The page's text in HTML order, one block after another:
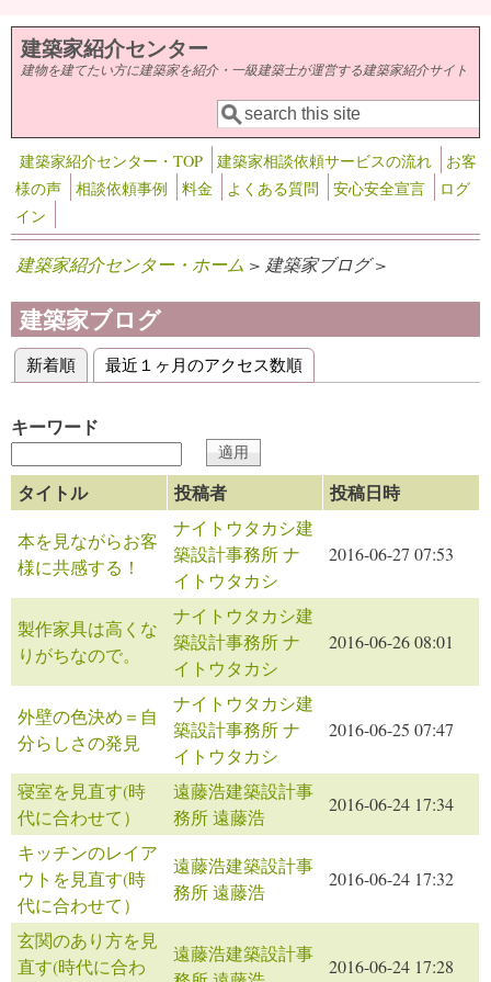
メインコンテンツに移動
建築家紹介センター
建物を建てたい方に建築家を紹介・一級建築士が運営する建築家紹介サイト
検索フォーム
検索
建築家紹介センター・TOP 建築家相談依頼サービスの流れ
お客
様の声
相談依頼事例 料金 よくある質問 安心安全宣言
ログ
イン
建築家紹介センター・ホーム > 建築家ブログ >
建築家ブログ
プライマリータブ
新着順 (アクティブなタブ)
最近１ヶ月のアクセス数順
キーワード
タイトル 投稿者 投稿日時
本を見ながらお客
様に共感する！
ナイトウタカシ建
築設計事務所 ナ
イトウタカシ
2016-06-27 07:53
製作家具は高くな
りがちなので。
ナイトウタカシ建
築設計事務所 ナ
イトウタカシ
2016-06-26 08:01
外壁の色決め＝自
分らしさの発見
ナイトウタカシ建
築設計事務所 ナ
イトウタカシ
2016-06-25 07:47
寝室を見直す(時
代に合わせて）
遠藤浩建築設計事
務所 遠藤浩
2016-06-24 17:34
キッチンのレイア
ウトを見直す(時
代に合わせて）
遠藤浩建築設計事
務所 遠藤浩
2016-06-24 17:32
玄関のあり方を見
直す(時代に合わ
遠藤浩建築設計事
2016-06-24 17:28